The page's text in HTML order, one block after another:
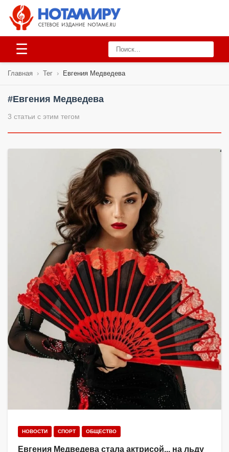
☰
Главная › Тег › Евгения Медведева
#Евгения Медведева
3 статьи с этим тегом
НОВОСТИ СПОРТ ОБЩЕСТВО
Евгения Медведева стала актрисой... на льду